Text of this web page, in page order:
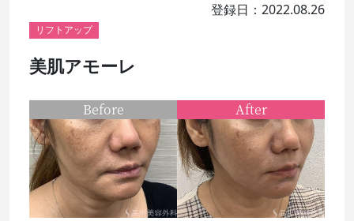
登録日：2022.08.26
リフトアップ
美肌アモーレ
Before After